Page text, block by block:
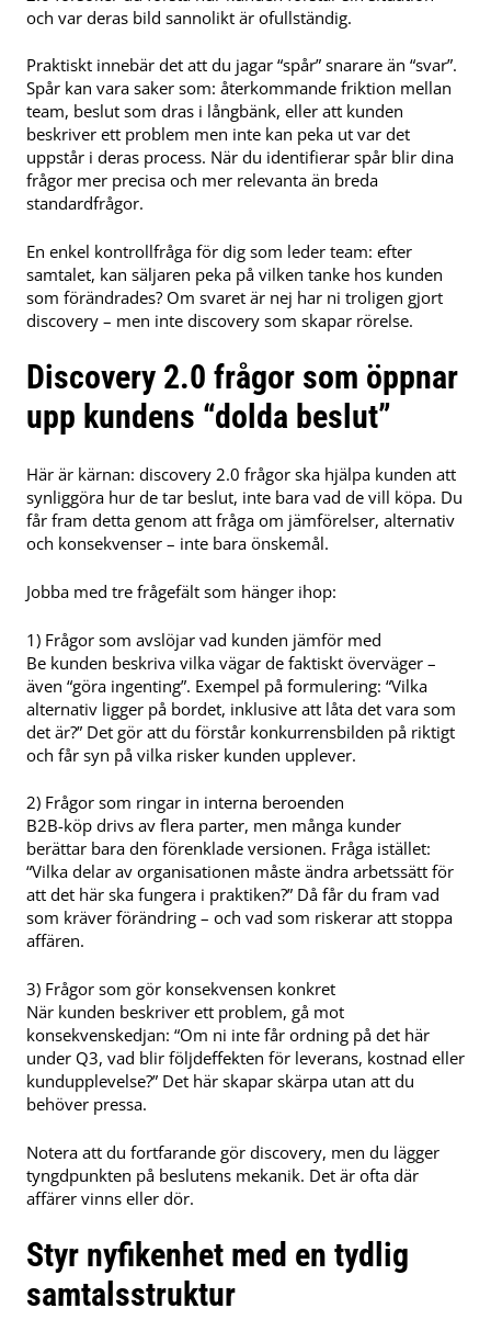
och var deras bild sannolikt är ofullständig.
Praktiskt innebär det att du jagar “spår” snarare än “svar”.
Spår kan vara saker som: återkommande friktion mellan
team, beslut som dras i långbänk, eller att kunden
beskriver ett problem men inte kan peka ut var det
uppstår i deras process. När du identifierar spår blir dina
frågor mer precisa och mer relevanta än breda
standardfrågor.
En enkel kontrollfråga för dig som leder team: efter
samtalet, kan säljaren peka på vilken tanke hos kunden
som förändrades? Om svaret är nej har ni troligen gjort
discovery – men inte discovery som skapar rörelse.
Discovery 2.0 frågor som öppnar
upp kundens “dolda beslut”
Här är kärnan: discovery 2.0 frågor ska hjälpa kunden att
synliggöra hur de tar beslut, inte bara vad de vill köpa. Du
får fram detta genom att fråga om jämförelser, alternativ
och konsekvenser – inte bara önskemål.
Jobba med tre frågefält som hänger ihop:
1) Frågor som avslöjar vad kunden jämför med
Be kunden beskriva vilka vägar de faktiskt överväger –
även “göra ingenting”. Exempel på formulering: “Vilka
alternativ ligger på bordet, inklusive att låta det vara som
det är?” Det gör att du förstår konkurrensbilden på riktigt
och får syn på vilka risker kunden upplever.
2) Frågor som ringar in interna beroenden
B2B-köp drivs av flera parter, men många kunder
berättar bara den förenklade versionen. Fråga istället:
“Vilka delar av organisationen måste ändra arbetssätt för
att det här ska fungera i praktiken?” Då får du fram vad
som kräver förändring – och vad som riskerar att stoppa
affären.
3) Frågor som gör konsekvensen konkret
När kunden beskriver ett problem, gå mot
konsekvenskedjan: “Om ni inte får ordning på det här
under Q3, vad blir följdeffekten för leverans, kostnad eller
kundupplevelse?” Det här skapar skärpa utan att du
behöver pressa.
Notera att du fortfarande gör discovery, men du lägger
tyngdpunkten på beslutens mekanik. Det är ofta där
affärer vinns eller dör.
Styr nyfikenhet med en tydlig
samtalsstruktur